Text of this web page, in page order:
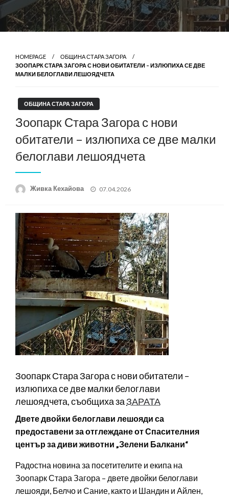
HOMEPAGE
ОБЩИНА СТАРА ЗАГОРА
ЗООПАРК СТАРА ЗАГОРА С НОВИ ОБИТАТЕЛИ – ИЗЛЮПИХА СЕ ДВЕ
МАЛКИ БЕЛОГЛАВИ ЛЕШОЯДЧЕТА
ОБЩИНА СТАРА ЗАГОРА
Зоопарк Стара Загора с нови
обитатели – излюпиха се две малки
белоглави лешоядчета
Живка Кехайова
Posted
07.04.2026
Зоопарк Стара Загора с нови обитатели –
излюпиха се две малки белоглави
лешоядчета, съобщиха заЗАРАТА
Двете двойки белоглави лешояди са
предоставени за отглеждане от Спасителния
център за диви животни „Зелени Балкани“
Радостна новина за посетителите и екипа на
Зоопарк Стара Загора – двете двойки белоглави
лешояди, Белчо и Сание, както и Шандин и Айлен,